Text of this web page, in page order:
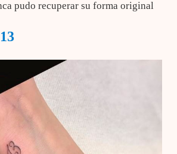
pudo recuperar su forma original